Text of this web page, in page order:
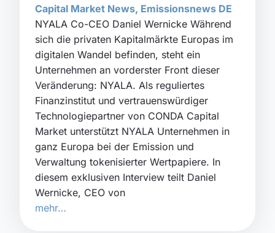
Capital Market News, Emissionsnews DE
NYALA Co-CEO Daniel Wernicke Während
sich die privaten Kapitalmärkte Europas im
digitalen Wandel befinden, steht ein
Unternehmen an vorderster Front dieser
Veränderung: NYALA. Als reguliertes
Finanzinstitut und vertrauenswürdiger
Technologiepartner von CONDA Capital
Market unterstützt NYALA Unternehmen in
ganz Europa bei der Emission und
Verwaltung tokenisierter Wertpapiere. In
diesem exklusiven Interview teilt Daniel
Wernicke, CEO von
mehr…